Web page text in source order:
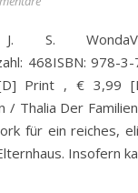
S.
468ISBN: 978-
Print , € 3,99
Der
für ein reiches,
Insofern